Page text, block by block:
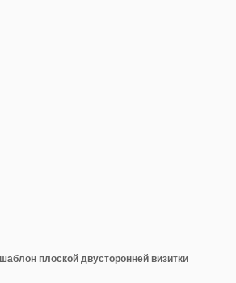
плоской двусторонней визитки